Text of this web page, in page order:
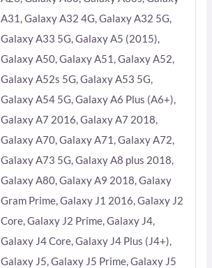
A31, Galaxy A32 4G, Galaxy A32 5G,
Galaxy A33 5G, Galaxy A5 (2015),
Galaxy A50, Galaxy A51, Galaxy A52,
Galaxy A52s 5G, Galaxy A53 5G,
Galaxy A54 5G, Galaxy A6 Plus (A6+),
Galaxy A7 2016, Galaxy A7 2018,
Galaxy A70, Galaxy A71, Galaxy A72,
Galaxy A73 5G, Galaxy A8 plus 2018,
Galaxy A80, Galaxy A9 2018, Galaxy
Gram Prime, Galaxy J1 2016, Galaxy J2
Core, Galaxy J2 Prime, Galaxy J4,
Galaxy J4 Core, Galaxy J4 Plus (J4+),
Galaxy J5, Galaxy J5 Prime, Galaxy J5